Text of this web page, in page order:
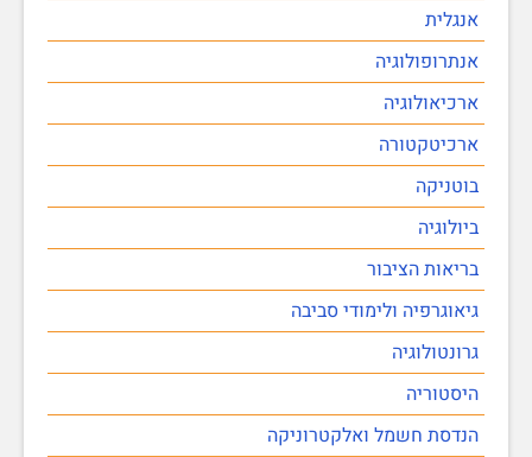
אנגלית
אנתרופולוגיה
ארכיאולוגיה
ארכיטקטורה
בוטניקה
ביולוגיה
בריאות הציבור
גיאוגרפיה ולימודי סביבה
גרונטולוגיה
היסטוריה
הנדסת חשמל ואלקטרוניקה